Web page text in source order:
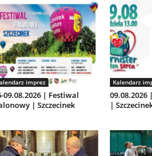
imprez
09.08.2026 | Festiwal
| Szczecinek
Kalendarz
|